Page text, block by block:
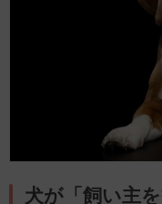
犬が「飼い主